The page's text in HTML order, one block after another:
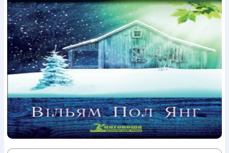
Богослов`яШлюб і сім`яЮдаїзм
Супутні товари
ПеріодикаАудіоРучки кульковіВідеоГалантерея
Закладки для книг ФутболкиБрелоки СумкиБіжутерія
БлокнотиЩоденники / щотижневикиВироби з дерева
Вироби з кераміки і глини Вироби з сріблаКартини
Навчальні мапиШкіряні виробиМагнітиМеталеві
Міні-лампи Наклейки
подарунковіПлакатиПластмасові виробиХустки
Подарункові карткиРозвиваючі ігриРепринтиСвічки
ЗошитиФотокартиниЧохли на БибліїГоловні убори
КалендаріКанцелярскі товариКомп`ютерні ігри
ЛистівкиСувенирна продукціяГодинникиПазли